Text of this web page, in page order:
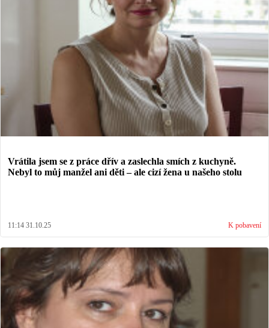
Vrátila jsem se z práce dřív a zaslechla smích z kuchyně.
Nebyl to můj manžel ani děti – ale cizí žena u našeho stolu
11:14 31.10.25 K pobavení